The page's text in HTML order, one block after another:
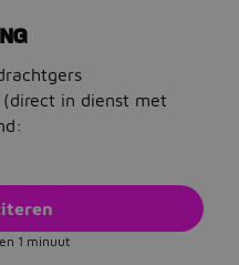
in dienst met
1 minuut